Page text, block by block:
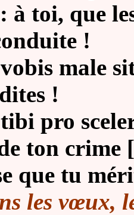
à toi, que
!
male
!
pro
ton crime
que tu
les vœux,